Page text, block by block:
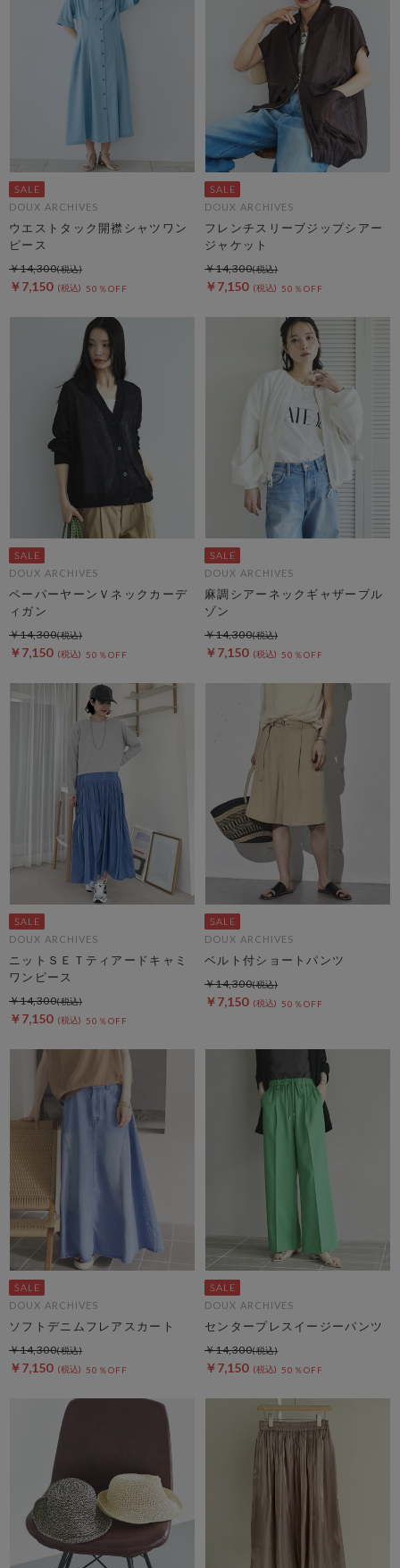
DOUX ARCHIVES
ウエストタック開襟シャツワン
ピース
￥7,150 50％OFF
￥14,300
DOUX ARCHIVES
フレンチスリーブジップシアー
ジャケット
￥7,150 50％OFF
￥14,300
DOUX ARCHIVES
ペーパーヤーンＶネックカーデ
ィガン
￥7,150 50％OFF
￥14,300
DOUX ARCHIVES
麻調シアーネックギャザーブル
ゾン
￥7,150 50％OFF
￥14,300
DOUX ARCHIVES
ニットＳＥＴティアードキャミ
ワンピース
￥7,150 50％OFF
￥14,300
DOUX ARCHIVES
ベルト付ショートパンツ
￥7,150 50％OFF
￥14,300
DOUX ARCHIVES
ソフトデニムフレアスカート
￥7,150 50％OFF
￥14,300
DOUX ARCHIVES
センタープレスイージーパンツ
￥7,150 50％OFF
￥14,300